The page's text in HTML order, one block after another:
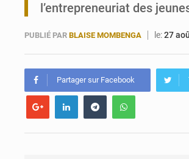
l’entrepreneuriat des
PUBLIÉ PAR BLAISE MOMBENGA le:27
Partager sur Facebook